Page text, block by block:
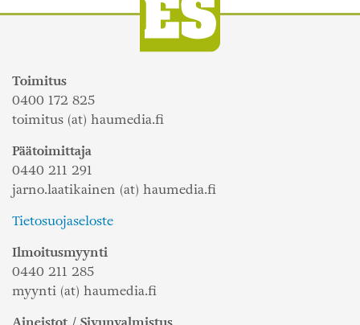
Toimitus
0400 172 825
toimitus (at) haumedia.fi
Päätoimittaja
0440 211 291
jarno.laatikainen (at) haumedia.fi
Tietosuojaseloste
Ilmoitusmyynti
0440 211 285
myynti (at) haumedia.fi